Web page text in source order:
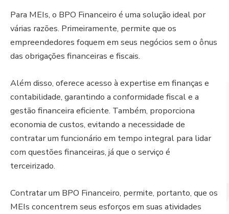
Para MEIs, o BPO Financeiro é uma solução ideal por
várias razões. Primeiramente, permite que os
empreendedores foquem em seus negócios sem o ônus
das obrigações financeiras e fiscais.
Além disso, oferece acesso à expertise em finanças e
contabilidade, garantindo a conformidade fiscal e a
gestão financeira eficiente. Também, proporciona
economia de custos, evitando a necessidade de
contratar um funcionário em tempo integral para lidar
com questões financeiras, já que o serviço é
terceirizado.
Contratar um BPO Financeiro, permite, portanto, que os
MEIs concentrem seus esforços em suas atividades